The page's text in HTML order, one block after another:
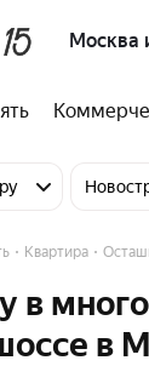
Москва
Квартира
в
в